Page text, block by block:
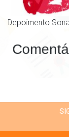
Depoimento